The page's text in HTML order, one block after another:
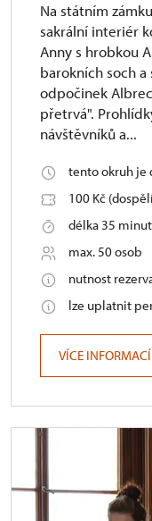
Na státním
sakrální interiér
Anny s hrobkou
barokních soch
odpočinek
přetrvá".
návštěvníků a...
tento okruh je
100 Kč
délka 35 minut
max. 50 osob
nutnost
lze uplatnit
VÍCE INFORMACÍ